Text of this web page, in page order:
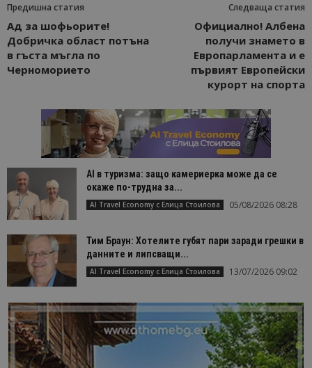
Предишна статия
Ад за шофьорите!
Добричка област потъна
в гъста мъгла по
Черноморието
Следваща статия
Официално! Албена
получи знамето в
Европарламента и е
първият Европейски
курорт на спорта
AI в туризма: защо камериерка може да се
окаже по-трудна за...
AI Travel Economy с Елица Стоилова 05/08/2026 08:28
Тим Браун: Хотелите губят пари заради грешки в
данните и липсващи...
AI Travel Economy с Елица Стоилова 13/07/2026 09:02